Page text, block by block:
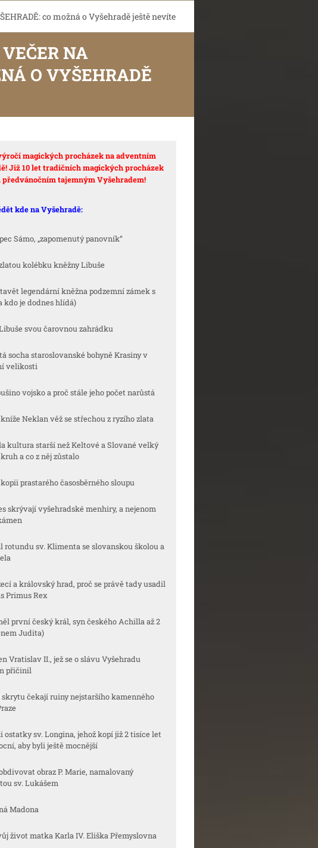
co možná o Vyšehradě ještě nevíte
NA
O VYŠEHRADĚ
magických procházek na adventním
Již 10 let tradičních magických procházek
tajemným Vyšehradem!
kde na Vyšehradě:
Sámo, „zapomenutý panovník“
kolébku kněžny Libuše
legendární kněžna podzemní zámek s
kdo je dodnes hlídá)
svou čarovnou zahrádku
socha staroslovanské bohyně Krasiny v
velikosti
vojsko a proč stále jeho počet narůstá
Neklan věž se střechou z ryzího zlata
kultura starší než Keltové a Slované velký
a co z něj zůstalo
prastarého časosběrného sloupu
skrývají vyšehradské menhiry, a nejenom
rotundu sv. Klimenta se slovanskou školou a
a královský hrad, proč se právě tady usadil
Primus Rex
první český král, syn českého Achilla až 2
Judita)
Vratislav II., jež se o slávu Vyšehradu
přičinil
skrytu čekají ruiny nejstaršího kamenného
ostatky sv. Longina, jehož kopí již 2 tisíce let
aby byli ještě mocnější
obraz P. Marie, namalovaný
sv. Lukášem
Madona
život matka Karla IV. Eliška Přemyslovna